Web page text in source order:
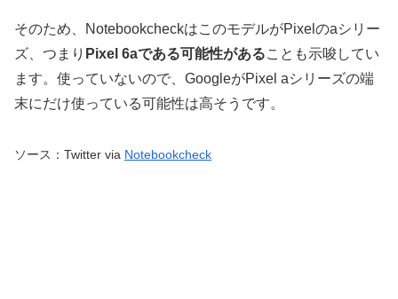
そのため、NotebookcheckはこのモデルがPixelのaシリー
ズ、つまり Pixel 6aである可能性があることも示唆してい
ます。使っていないので、GoogleがPixel aシリーズの端
末にだけ使っている可能性は高そうです。
ソース：Twitter via Notebookcheck